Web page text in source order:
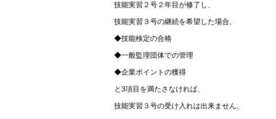
技能実習２号２年目が修了し、
技能実習３号の継続を希望した場合、
◆技能検定の合格
◆一般監理団体での管理
◆企業ポイントの獲得
と3項目を満たさなければ、
技能実習３号の受け入れは出来ません。